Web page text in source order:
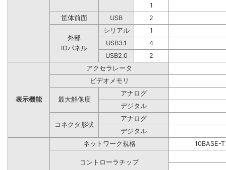
1
筐体前面
USB 2
外部
IOパネル
シリアル
1
USB3.1
4
USB2.0
2
表示機能
アクセラレータ
ビデオメモリ
最大解像度
アナログ
デジタル
コネクタ形状
アナログ
デジタル
ネットワーク規格 10BASE-
コントローラチップ